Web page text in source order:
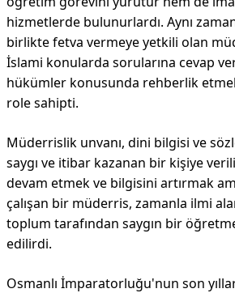
hizmetlerde bulunurlardı. Aynı
birlikte fetva vermeye yetkili olan
İslami konularda sorularına cevap
hükümler konusunda rehberlik
role sahipti.
Müderrislik unvanı, dini bilgisi ve
saygı ve itibar kazanan bir kişiye
devam etmek ve bilgisini artırmak
çalışan bir müderris, zamanla ilmi
toplum tarafından saygın bir
edilirdi.
Osmanlı İmparatorluğu'nun son